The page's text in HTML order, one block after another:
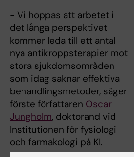
- Vi hoppas att arbetet i
det långa perspektivet
kommer leda till ett antal
nya antikroppsterapier mot
stora sjukdomsområden
som idag saknar effektiva
behandlingsmetoder, säger
förste författaren Oscar
Jungholm, doktorand vid
Institutionen för fysiologi
och farmakologi på KI.